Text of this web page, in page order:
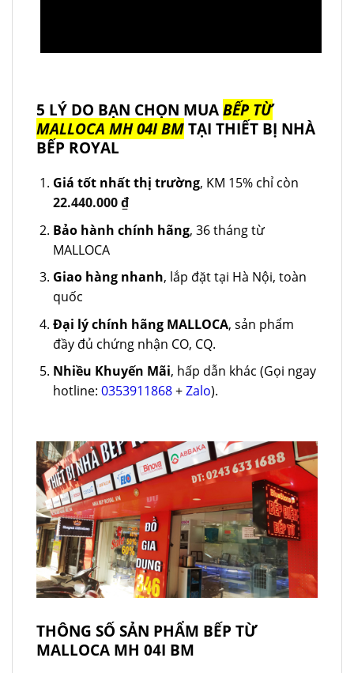
5 LÝ DO BẠN CHỌN MUABẾP TỪ
MALLOCA MH 04I BMTẠI THIẾT BỊ NHÀ
BẾP ROYAL
Giá tốt nhất thị trường, KM 15% chỉ còn
22.440.000₫
Bảo hành chính hãng, 36 tháng từ
MALLOCA
Giao hàng nhanh, lắp đặt tại Hà Nội, toàn
quốc
Đại lý chính hãng MALLOCA, sản phẩm
đầy đủ chứng nhận CO, CQ.
Nhiều Khuyến Mãi, hấp dẫn khác (Gọi ngay
hotline: 0353911868+Zalo).
THÔNG SỐ SẢN PHẨM BẾP TỪ
MALLOCA MH 04I BM